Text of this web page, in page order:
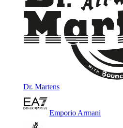
Dr. Martens
Emporio Armani